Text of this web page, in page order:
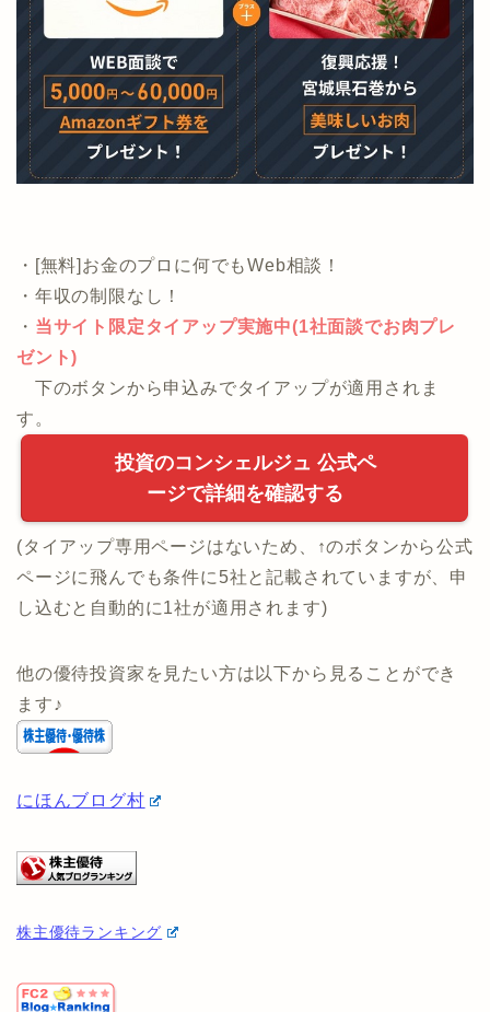
・[無料]お金のプロに何でもWeb相談！
・当サイト限定タイアップ実施中(1社面談でお肉プレ
下のボタンから申込みでタイアップが適用されま
す。
投資のコンシェルジュ 公式ペ
ージで詳細を確認する
ページに飛んでも条件に5社と記載されていますが、申
し込むと自動的に1社が適用されます)
ます♪